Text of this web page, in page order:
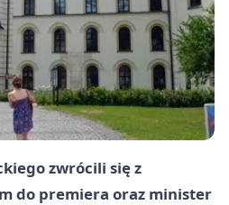
zwrócili się z
do premiera oraz minister